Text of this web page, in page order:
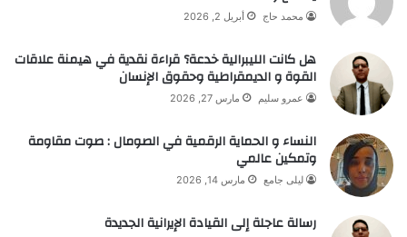
محمد حاج أبريل 2, 2026
هل كانت الليبرالية خدعة؟ قراءة نقدية في هيمنة علاقات
القوة و الديمقراطية وحقوق الإنسان
عمرو سليم مارس 27, 2026
النساء و الحماية الرقمية في الصومال : صوت مقاومة
وتمكين عالمي
ليلى جامع مارس 14, 2026
رسالة عاجلة إلى القيادة الإيرانية الجديدة